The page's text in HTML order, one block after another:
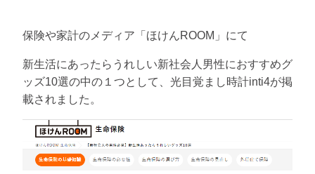
保険や家計のメディア「ほけんROOM」にて
新生活にあったらうれしい新社会人男性におすすめグ
ッズ10選の中の１つとして、光目覚まし時計inti4が掲
載されました。